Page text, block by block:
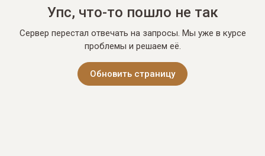
Упс, что-то пошло не так
Сервер перестал отвечать на запросы. Мы уже в курсе
проблемы и решаем её.
Обновить страницу